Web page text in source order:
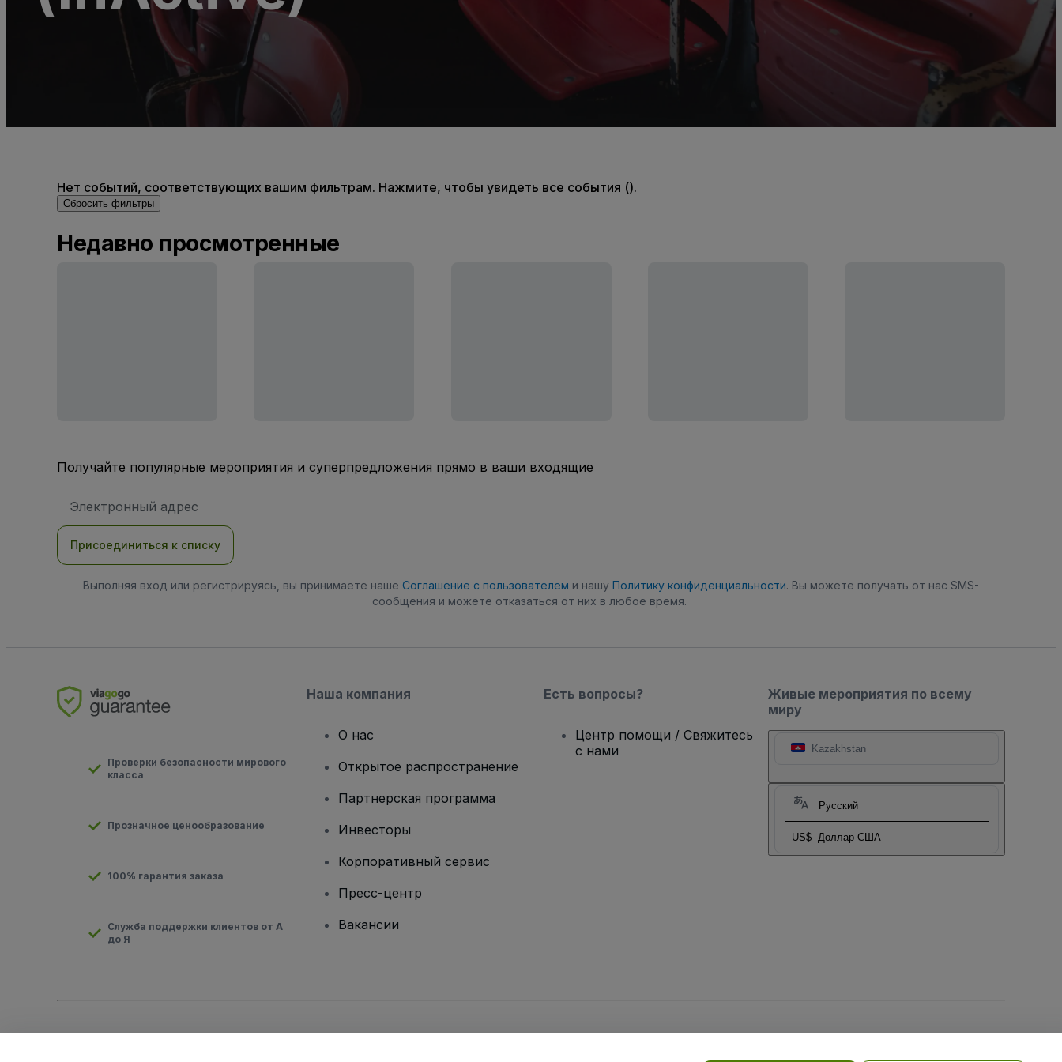
Нет событий, соответствующих вашим фильтрам. Нажмите, чтобы увидеть все события ().
Сбросить фильтры
Недавно просмотренные
Получайте популярные мероприятия и суперпредложения прямо в ваши входящие
электронной
Присоединиться к списку
Выполняя вход или регистрируясь, вы принимаете наше Соглашение с пользователем и нашу Политику конфиденциальности. Вы можете получать от нас SMS-
сообщения и можете отказаться от них в любое время.
Живые мероприятия по всему
миру
Kazakhstan
Русский
US$ Доллар США
Проверки безопасности мирового
класса
Прозначное ценообразование
100% гарантия заказа
Служба поддержки клиентов от А
до Я
Наша компания
О нас
Открытое распространение
Партнерская программа
Инвесторы
Корпоративный сервис
Пресс-центр
Вакансии
Есть вопросы?
Центр помощи / Свяжитесь
с нами